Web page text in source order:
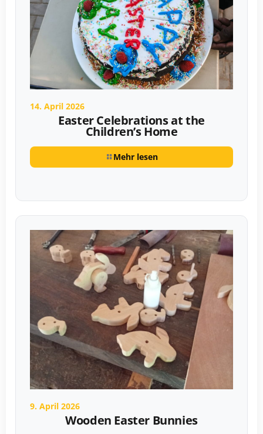
14. April 2026
Easter Celebrations at the
Children’s Home
Mehr lesen
9. April 2026
Wooden Easter Bunnies